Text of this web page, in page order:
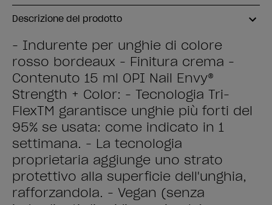
Descrizione del prodotto
- Indurente per unghie di colore
rosso bordeaux - Finitura crema -
Contenuto 15 ml OPI Nail Envy®
Strength + Color: - Tecnologia Tri-
FlexTM garantisce unghie più forti del
95% se usata: come indicato in 1
settimana. - La tecnologia
proprietaria aggiunge uno strato
protettivo alla superficie dell'unghia,
rafforzandola. - Vegan (senza